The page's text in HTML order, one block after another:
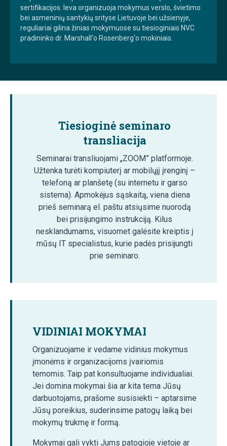
sertifikacijos. Ieva organizuoja mokymus verslo, švietimo
bei asmeninių santykių srityse Lietuvoje bei užsienyje,
reguliariai gilina žinias mokymuose su tiesioginiais NVC
pradininko dr. Marshall‘o Rosenberg‘o mokiniais.
Tiesioginė seminaro
transliacija
Seminarai transliuojami „ZOOM” platformoje.
Užtenka turėti kompiuterį ar mobilųjį įrenginį –
telefoną ar planšetę (su internetu ir garso
sistema). Apmokėjus sąskaitą, viena diena
prieš seminarą el. paštu atsiųsime nuorodą
bei prisijungimo instrukciją. Kilus
nesklandumams, visuomet galėsite kreiptis į
mūsų IT specialistus, kurie padės prisijungti
prie seminaro.
VIDINIAI MOKYMAI
Organizuojame ir vedame vidinius mokymus
įmonėms ir organizacijoms įvairiomis
temomis. Taip pat konsultuojame individualiai.
Jei domina mokymai šia ar kita tema Jūsų
darbuotojams, prašome susisiekti – aptarsime
Jūsų poreikius, suderinsime patogų laiką bei
mokymų trukmę ir formą.
Mokymai gali vykti Jums patogioje vietoje ar